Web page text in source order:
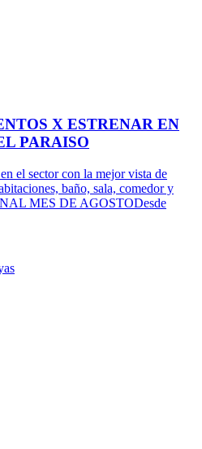
X ESTRENAR EN
PARAISO
el sector con la mejor vista de
baño, sala, comedor y
MES DE AGOSTODesde